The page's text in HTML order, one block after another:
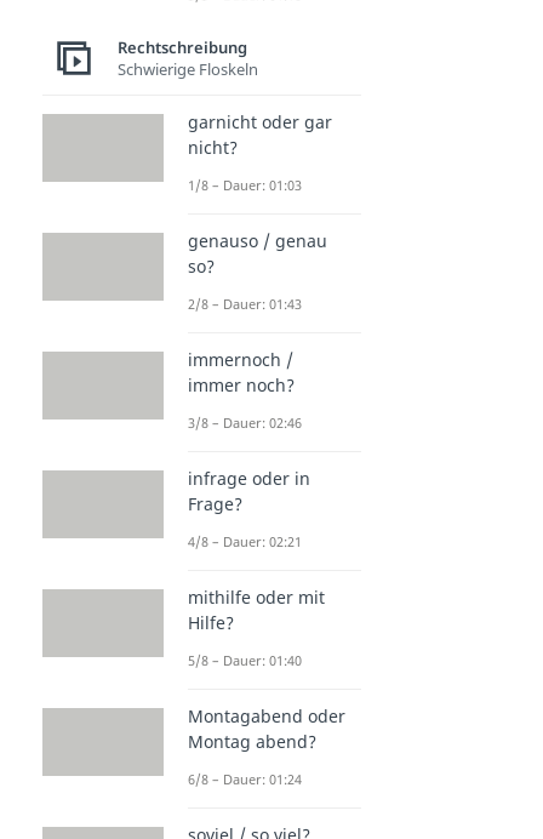
Rechtschreibung
Schwierige Floskeln
garnicht oder gar
nicht?
1/8 – Dauer: 01:03
genauso / genau
so?
2/8 – Dauer: 01:43
immernoch /
immer noch?
3/8 – Dauer: 02:46
infrage oder in
Frage?
4/8 – Dauer: 02:21
mithilfe oder mit
Hilfe?
5/8 – Dauer: 01:40
Montagabend oder
Montag abend?
6/8 – Dauer: 01:24